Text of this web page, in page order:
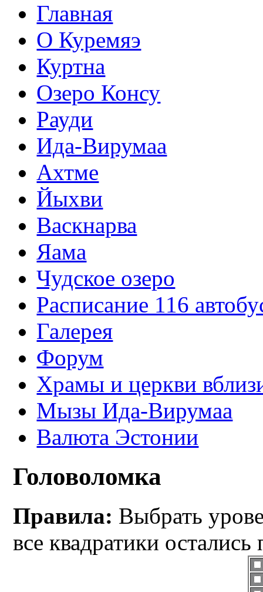
Главная
О Куремяэ
Куртна
Озеро Консу
Рауди
Ида-Вирумаа
Ахтме
Йыхви
Васкнарва
Яама
Чудское озеро
Расписание 116
Галерея
Форум
Храмы и церкви
Мызы Ида-Вирумаа
Валюта Эстонии
Головоломка
Правила: Выбрать
все квадратики